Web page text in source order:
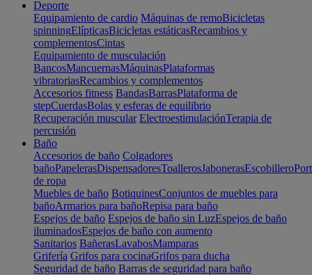
Deporte
Equipamiento de cardio Máquinas de remoBicicletas
spinningElípticasBicicletas estáticasRecambios y
complementosCintas
Equipamiento de musculación
BancosMancuernasMáquinasPlataformas
vibratoriasRecambios y complementos
Accesorios fitness BandasBarrasPlataforma de
stepCuerdasBolas y esferas de equilibrio
Recuperación muscular ElectroestimulaciónTerapia de
percusión
Baño
Accesorios de baño Colgadores
bañoPapelerasDispensadoresToallerosJabonerasEscobillero
de ropa
Muebles de baño BotiquinesConjuntos de muebles para
bañoArmarios para bañoRepisa para baño
Espejos de baño Espejos de baño sin LuzEspejos de baño
iluminadosEspejos de baño con aumento
Sanitarios BañerasLavabosMamparas
Grifería Grifos para cocinaGrifos para ducha
Seguridad de baño Barras de seguridad para baño